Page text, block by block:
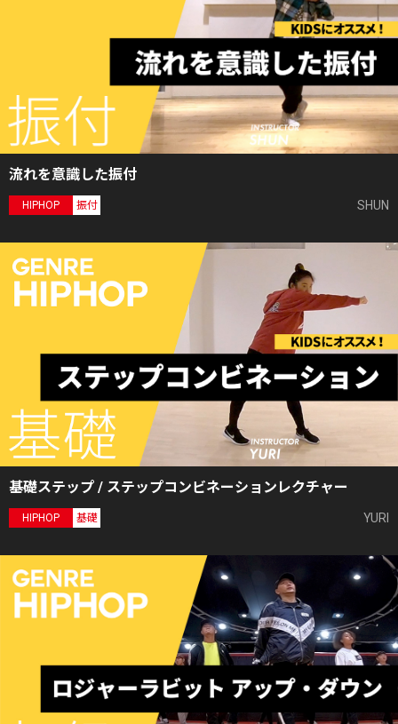
流れを意識した振付
HIPHOP 振付 SHUN
基礎ステップ / ステップコンビネーションレクチャー
HIPHOP 基礎 YURI